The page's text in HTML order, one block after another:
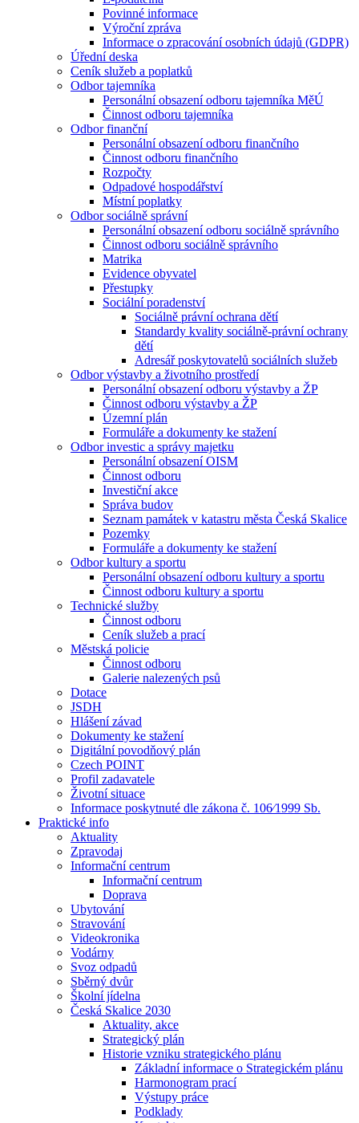
Povinné informace
Výroční zpráva
Informace o zpracování osobních údajů (GDPR)
Úřední deska
Ceník služeb a poplatků
Odbor tajemníka
Personální obsazení odboru tajemníka MěÚ
Činnost odboru tajemníka
Odbor finanční
Personální obsazení odboru finančního
Činnost odboru finančního
Rozpočty
Odpadové hospodářství
Místní poplatky
Odbor sociálně správní
Personální obsazení odboru sociálně správního
Činnost odboru sociálně správního
Matrika
Evidence obyvatel
Přestupky
Sociální poradenství
Sociálně právní ochrana dětí
Standardy kvality sociálně-právní ochrany
dětí
Adresář poskytovatelů sociálních služeb
Odbor výstavby a životního prostředí
Personální obsazení odboru výstavby a ŽP
Činnost odboru výstavby a ŽP
Územní plán
Formuláře a dokumenty ke stažení
Odbor investic a správy majetku
Personální obsazení OISM
Činnost odboru
Investiční akce
Správa budov
Seznam památek v katastru města Česká Skalice
Pozemky
Formuláře a dokumenty ke stažení
Odbor kultury a sportu
Personální obsazení odboru kultury a sportu
Činnost odboru kultury a sportu
Technické služby
Činnost odboru
Ceník služeb a prací
Městská policie
Činnost odboru
Galerie nalezených psů
Dotace
JSDH
Hlášení závad
Dokumenty ke stažení
Digitální povodňový plán
Czech POINT
Profil zadavatele
Životní situace
Informace poskytnuté dle zákona č. 106⁄1999 Sb.
Praktické info
Aktuality
Zpravodaj
Informační centrum
Informační centrum
Doprava
Ubytování
Stravování
Videokronika
Vodárny
Svoz odpadů
Sběrný dvůr
Školní jídelna
Česká Skalice 2030
Aktuality, akce
Strategický plán
Historie vzniku strategického plánu
Základní informace o Strategickém plánu
Harmonogram prací
Výstupy práce
Podklady